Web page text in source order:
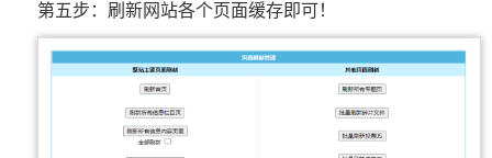
第五步：刷新网站各个页面缓存即可！